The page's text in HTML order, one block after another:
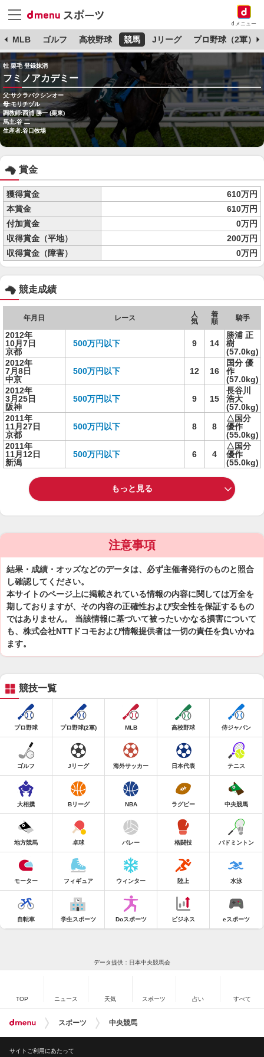
dメニュー
MLB ゴルフ 高校野球 競馬 Jリーグ プロ野球（2軍）
牡 栗毛 登録抹消
フミノアカデミー
父:サクラバクシンオー
母:モリチヅル
調教師:西浦 勝一 (栗東)
馬主:谷 二
生産者:谷口牧場
賞金
獲得賞金
610万円
本賞金
610万円
付加賞金
0万円
収得賞金（平地）
200万円
収得賞金（障害）
0万円
競走成績
年月日 レース
人
気
着
順
騎手
2012年
10月7日
京都
500万円以下 9 14
勝浦 正
樹
(57.0kg)
2012年
7月8日
中京
500万円以下 12 16
国分 優
作
(57.0kg)
2012年
3月25日
阪神
500万円以下 9 15
長谷川
浩大
(57.0kg)
2011年
11月27日
京都
500万円以下 8 8
△国分
優作
(55.0kg)
2011年
11月12日
新潟
500万円以下 6 4
△国分
優作
(55.0kg)
もっと見る
注意事項
結果・成績・オッズなどのデータは、必ず主催者発行のものと照合
し確認してください。
本サイトのページ上に掲載されている情報の内容に関しては万全を
期しておりますが、その内容の正確性および安全性を保証するもの
ではありません。 当該情報に基づいて被ったいかなる損害について
も、株式会社NTTドコモおよび情報提供者は一切の責任を負いかね
ます。
競技一覧
プロ野球 プロ野球(2軍) MLB 高校野球 侍ジャパン
ゴルフ Jリーグ 海外サッカー 日本代表 テニス
大相撲 Bリーグ NBA ラグビー 中央競馬
地方競馬 卓球 バレー 格闘技 バドミントン
モーター フィギュア ウィンター 陸上 水泳
自転車 学生スポーツ Doスポーツ ビジネス eスポーツ
データ提供：日本中央競馬会
TOP ニュース 天気 スポーツ 占い すべて
スポーツ 中央競馬
サイトご利用にあたって